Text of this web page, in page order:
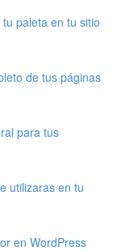
paleta en tu sitio
de tus páginas
para tus
utilizaras en tu
en WordPress